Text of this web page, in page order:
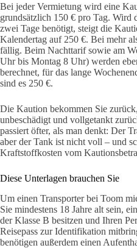
Bei jeder Vermietung wird eine
grundsätzlich 150 € pro Tag. Wird
zwei Tage benötigt, steigt die
Kalendertag auf 250 €. Bei mehr
fällig. Beim Nachttarif sowie am
Uhr bis Montag 8 Uhr) werden
berechnet, für das lange
sind es 250 €.
Die Kaution bekommen Sie
unbeschädigt und vollgetankt
passiert öfter, als man denkt: Der
aber der Tank ist nicht voll – und
Kraftstoffkosten vom
Diese Unterlagen brauchen Sie
Um einen Transporter bei Toom
Sie mindestens 18 Jahre alt sein,
der Klasse B besitzen und Ihren
Reisepass zur Identifikation
benötigen außerdem einen